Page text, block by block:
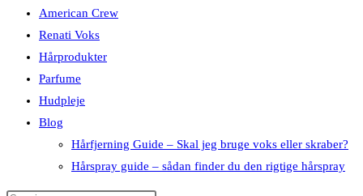
American Crew
Renati Voks
Hårprodukter
Parfume
Hudpleje
Blog
Hårfjerning Guide – Skal jeg bruge voks eller skraber?
Hårspray guide – sådan finder du den rigtige hårspray